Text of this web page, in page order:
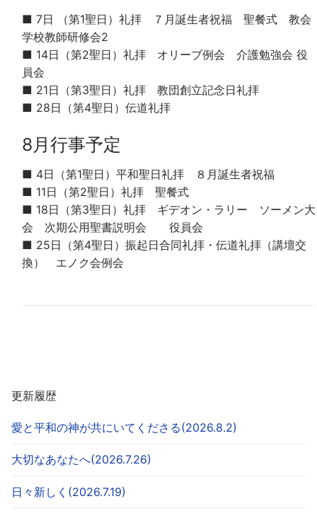
■ 7日 （第1聖日）礼拝 ７月誕生者祝福 聖餐式 教会
学校教師研修会2
■ 14日（第2聖日）礼拝 オリーブ例会 介護勉強会 役
員会
■ 21日（第3聖日）礼拝 教団創立記念日礼拝
■ 28日（第4聖日）伝道礼拝
8月行事予定
■ 4日（第1聖日）平和聖日礼拝 ８月誕生者祝福
■ 11日（第2聖日）礼拝 聖餐式
■ 18日（第3聖日）礼拝 ギデオン・ラリー ソーメン大
会 次期公用聖書説明会 役員会
■ 25日（第4聖日）振起日合同礼拝・伝道礼拝（講壇交
換） エノク会例会
更新履歴
愛と平和の神が共にいてくださる(2026.8.2)
大切なあなたへ(2026.7.26)
日々新しく(2026.7.19)